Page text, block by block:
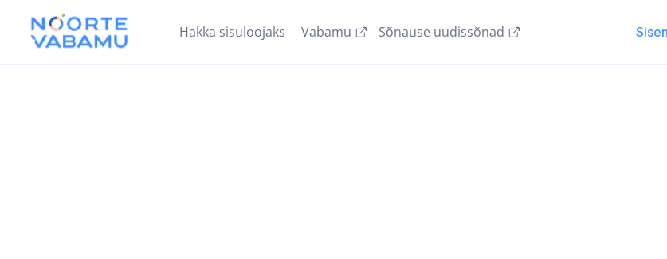
Hakka sisuloojaks Vabamu Sõnause uudissõnad